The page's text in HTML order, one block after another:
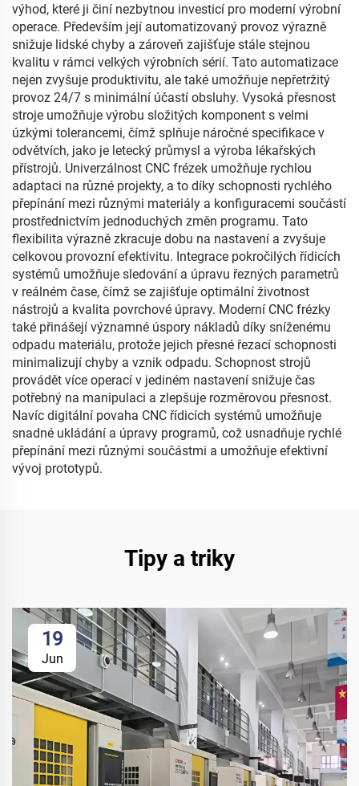
výhod, které ji činí nezbytnou investicí pro moderní výrobní
operace. Především její automatizovaný provoz výrazně
snižuje lidské chyby a zároveň zajišťuje stále stejnou
kvalitu v rámci velkých výrobních sérií. Tato automatizace
nejen zvyšuje produktivitu, ale také umožňuje nepřetržitý
provoz 24/7 s minimální účastí obsluhy. Vysoká přesnost
stroje umožňuje výrobu složitých komponent s velmi
úzkými tolerancemi, čímž splňuje náročné specifikace v
odvětvích, jako je letecký průmysl a výroba lékařských
přístrojů. Univerzálnost CNC frézek umožňuje rychlou
adaptaci na různé projekty, a to díky schopnosti rychlého
přepínání mezi různými materiály a konfiguracemi součástí
prostřednictvím jednoduchých změn programu. Tato
flexibilita výrazně zkracuje dobu na nastavení a zvyšuje
celkovou provozní efektivitu. Integrace pokročilých řídicích
systémů umožňuje sledování a úpravu řezných parametrů
v reálném čase, čímž se zajišťuje optimální životnost
nástrojů a kvalita povrchové úpravy. Moderní CNC frézky
také přinášejí významné úspory nákladů díky sníženému
odpadu materiálu, protože jejich přesné řezací schopnosti
minimalizují chyby a vznik odpadu. Schopnost strojů
provádět více operací v jediném nastavení snižuje čas
potřebný na manipulaci a zlepšuje rozměrovou přesnost.
Navíc digitální povaha CNC řídicích systémů umožňuje
snadné ukládání a úpravy programů, což usnadňuje rychlé
přepínání mezi různými součástmi a umožňuje efektivní
vývoj prototypů.
Tipy a triky
19
Jun